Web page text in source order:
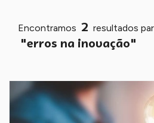
Encontramos 2 resultados
"erros na inovação"